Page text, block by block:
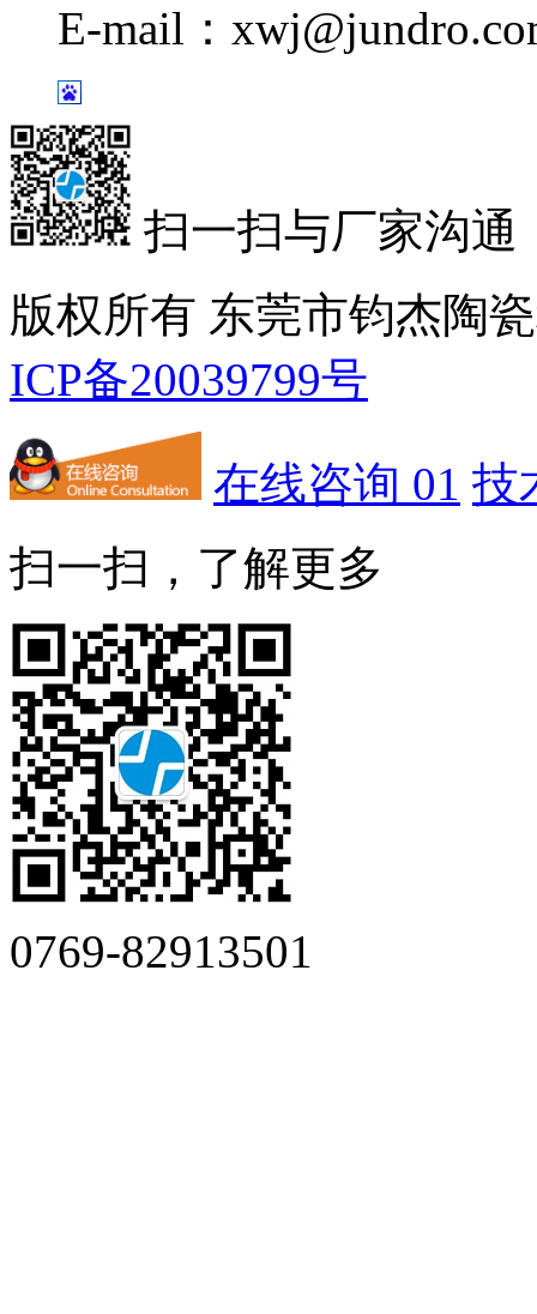
E-mail：
扫一扫与厂家沟通
版权所有 东莞市钧杰
ICP备20039799号
在线咨询 01 技
扫一扫，了解更多
0769-82913501